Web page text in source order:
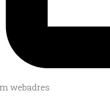
webadres